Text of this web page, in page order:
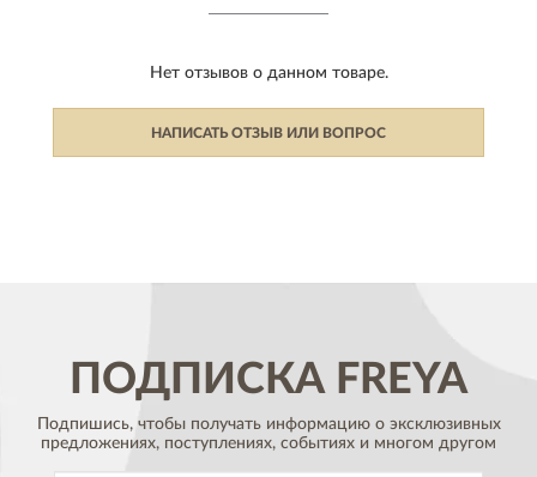
Нет отзывов о данном товаре.
НАПИСАТЬ ОТЗЫВ ИЛИ ВОПРОС
ПОДПИСКАFREYA
Подпишись, чтобы получать информацию о эксклюзивных
предложениях, поступлениях, событиях и многом другом